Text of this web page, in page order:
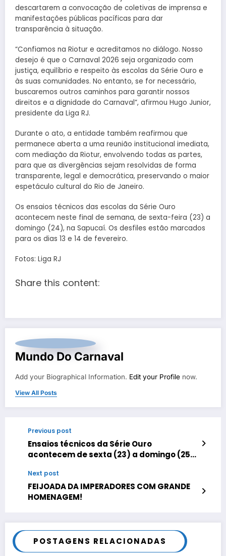
descartarem a convocação de coletivas de imprensa e
manifestações públicas pacíficas para dar
transparência à situação.
“Confiamos na Riotur e acreditamos no diálogo. Nosso
desejo é que o Carnaval 2026 seja organizado com
justiça, equilíbrio e respeito às escolas da Série Ouro e
às suas comunidades. No entanto, se for necessário,
buscaremos outros caminhos para garantir nossos
direitos e a dignidade do Carnaval”, afirmou Hugo Junior,
presidente da Liga RJ.
Durante o ato, a entidade também reafirmou que
permanece aberta a uma reunião institucional imediata,
com mediação da Riotur, envolvendo todas as partes,
para que as divergências sejam resolvidas de forma
transparente, legal e democrática, preservando o maior
espetáculo cultural do Rio de Janeiro.
Os ensaios técnicos das escolas da Série Ouro
acontecem neste final de semana, de sexta-feira (23) a
domingo (24), na Sapucaí. Os desfiles estão marcados
para os dias 13 e 14 de fevereiro.
Fotos: Liga RJ
Share this content:
Mundo Do Carnaval
Add your Biographical Information. Edit your Profile now.
View All Posts
Previous post
Ensaios técnicos da Série Ouro
acontecem de sexta (23) a domingo (25)
Next post
FEIJOADA DA IMPERADORES COM GRANDE
HOMENAGEM!
POSTAGENS RELACIONADAS